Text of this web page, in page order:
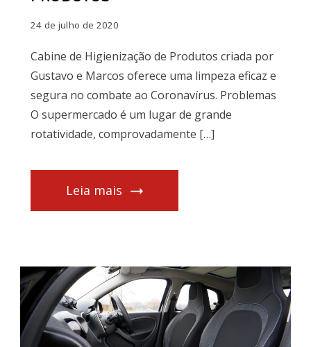
24 de julho de 2020
Cabine de Higienização de Produtos criada por
Gustavo e Marcos oferece uma limpeza eficaz e
segura no combate ao Coronavírus. Problemas
O supermercado é um lugar de grande
rotatividade, comprovadamente […]
Leia mais